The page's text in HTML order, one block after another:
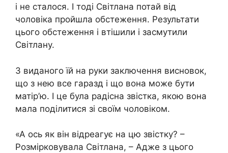
і не сталося. І тоді Світлана потай від
чоловіка пройшла обстеження. Результати
цього обстеження і втішили і засмутили
Світлану.
З виданого їй на руки заключення висновок,
що з нею все гаразд і що вона може бути
матір’ю. І це була радісна звістка, якою вона
мала поділитися зі своїм чоловіком.
«А ось як він відреагує на цю звістку? –
Розмірковувала Світлана, – Адже з цього